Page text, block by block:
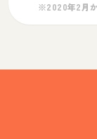
※2020年2月